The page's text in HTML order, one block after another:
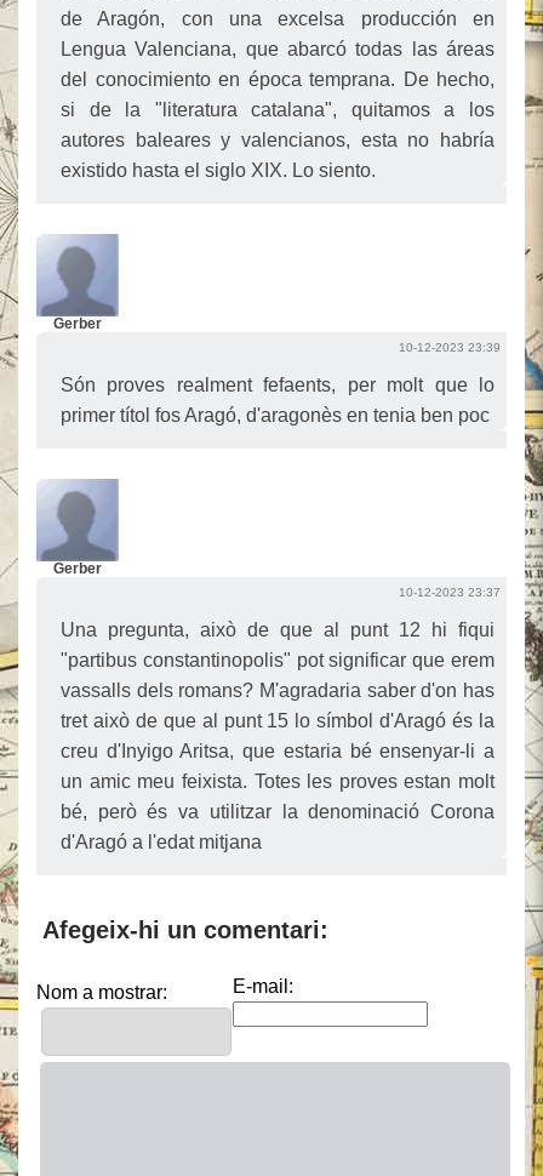
de Aragón, con una excelsa producción en
Lengua Valenciana, que abarcó todas las áreas
del conocimiento en época temprana. De hecho,
si de la "literatura catalana", quitamos a los
autores baleares y valencianos, esta no habría
existido hasta el siglo XIX. Lo siento.
Gerber
10-12-2023 23:39
Són proves realment fefaents, per molt que lo
primer títol fos Aragó, d'aragonès en tenia ben poc
Gerber
10-12-2023 23:37
Una pregunta, això de que al punt 12 hi fiqui
"partibus constantinopolis" pot significar que erem
vassalls dels romans? M'agradaria saber d'on has
tret això de que al punt 15 lo símbol d'Aragó és la
creu d'Inyigo Aritsa, que estaria bé ensenyar-li a
un amic meu feixista. Totes les proves estan molt
bé, però és va utilitzar la denominació Corona
d'Aragó a l'edat mitjana
Afegeix-hi un comentari:
Nom a mostrar: E-mail: